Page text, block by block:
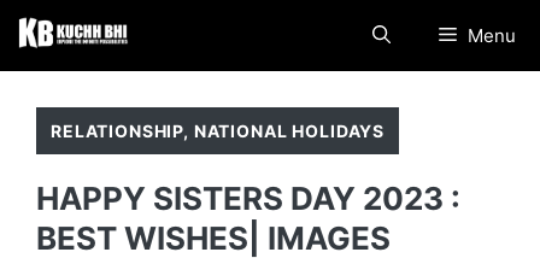
Skip
Menu
RELATIONSHIP, NATIONAL HOLIDAYS
HAPPY SISTERS DAY 2023 :
BEST WISHES| IMAGES